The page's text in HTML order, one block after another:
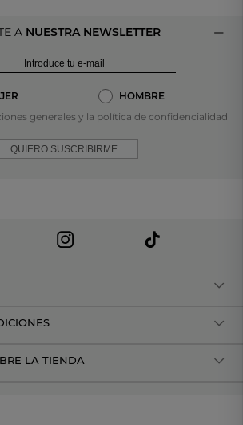
A NUESTRA NEWSLETTER
HOMBRE
generales y la política de confidencialidad
QUIERO SUSCRIBIRME
LA TIENDA